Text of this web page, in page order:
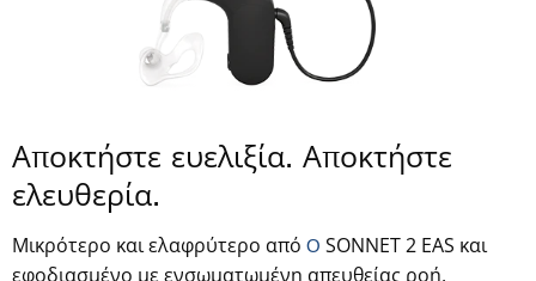
Αποκτήστε ευελιξία. Αποκτήστε
ελευθερία.
Μικρότερο και ελαφρύτερο από Ο SONNET 2 EAS και
εφοδιασμένο με ενσωματωμένη απευθείας ροή,